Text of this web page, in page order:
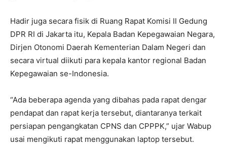
Hadir juga secara fisik di Ruang Rapat Komisi II Gedung
DPR RI di Jakarta itu, Kepala Badan Kepegawaian Negara,
Dirjen Otonomi Daerah Kementerian Dalam Negeri dan
secara virtual diikuti para kepala kantor regional Badan
Kepegawaian se-Indonesia.
“Ada beberapa agenda yang dibahas pada rapat dengar
pendapat dan rapat kerja tersebut, diantaranya terkait
persiapan pengangkatan CPNS dan CPPPK,” ujar Wabup
usai mengikuti rapat menggunakan laptop tersebut.